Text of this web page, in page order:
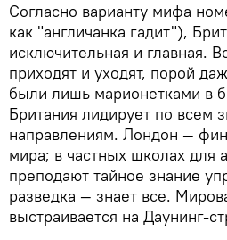
Согласно варианту мифа
как "англичанка гадит"),
исключительная и главная.
приходят и уходят, порой
были лишь марионетками в
Британия лидирует по всем
направлениям. Лондон —
мира; в частных школах для
преподают тайное знание
разведка — знает все.
выстраивается на Даунинг-